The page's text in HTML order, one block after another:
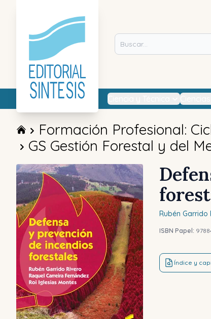
Formación Profesional:
GS Gestión Forestal y del
Rubén Garrido
ISBN Papel:
Índice y